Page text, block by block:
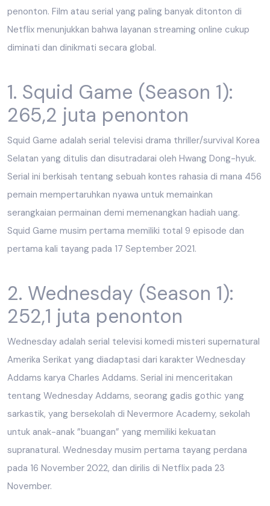
penonton. Film atau serial yang paling banyak ditonton di
Netflix menunjukkan bahwa layanan streaming online cukup
diminati dan dinikmati secara global.
1. Squid Game (Season 1):
265,2 juta penonton
Squid Game adalah serial televisi drama thriller/survival Korea
Selatan yang ditulis dan disutradarai oleh Hwang Dong-hyuk.
Serial ini berkisah tentang sebuah kontes rahasia di mana 456
pemain mempertaruhkan nyawa untuk memainkan
serangkaian permainan demi memenangkan hadiah uang.
Squid Game musim pertama memiliki total 9 episode dan
pertama kali tayang pada 17 September 2021.
2. Wednesday (Season 1):
252,1 juta penonton
Wednesday adalah serial televisi komedi misteri supernatural
Amerika Serikat yang diadaptasi dari karakter Wednesday
Addams karya Charles Addams. Serial ini menceritakan
tentang Wednesday Addams, seorang gadis gothic yang
sarkastik, yang bersekolah di Nevermore Academy, sekolah
untuk anak-anak ”buangan” yang memiliki kekuatan
supranatural. Wednesday musim pertama tayang perdana
pada 16 November 2022, dan dirilis di Netflix pada 23
November.